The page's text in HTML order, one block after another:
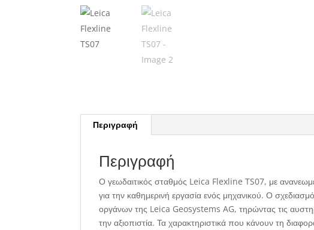
Περιγραφή
Περιγραφή
Ο γεωδαιτικός σταθμός Leica Flexline TS07, με
για την καθημερινή εργασία ενός μηχανικού. Ο
οργάνων της Leica Geosystems AG, τηρώντας τις
την αξιοπιστία. Τα χαρακτηριστικά που κάνουν τη